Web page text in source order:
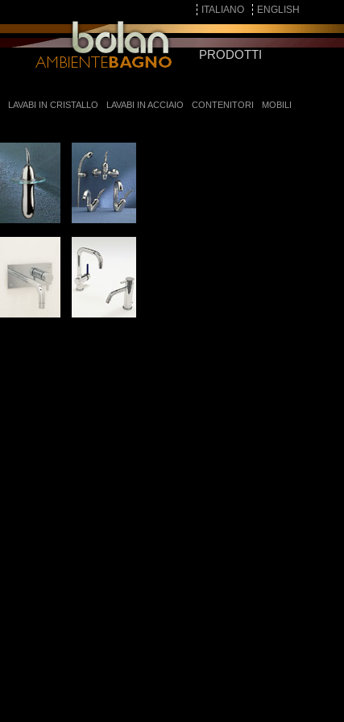
ENGLISH
ITALIANO
PRODOTTI
LAVABI IN CRISTALLO LAVABI IN ACCIAIO CONTENITORI MOBILI